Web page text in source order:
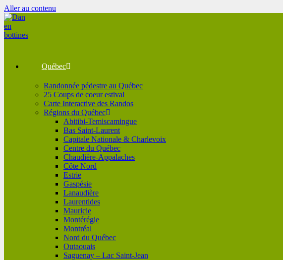
Aller au contenu
Québec
Randonnée pédestre au Québec
25 Coups de coeur estival
Carte Interactive des Randos
Régions du Québec
Abitibi-Temiscamingue
Bas Saint-Laurent
Capitale Nationale & Charlevoix
Centre du Québec
Chaudière-Appalaches
Côte Nord
Estrie
Gaspésie
Lanaudière
Laurentides
Mauricie
Montérégie
Montréal
Nord du Québec
Outaouais
Saguenay – Lac Saint-Jean